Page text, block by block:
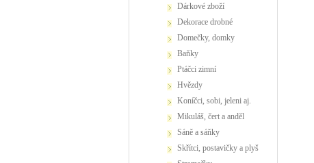
dárkové zboží
dekorace drobné
domečky, domky
baňky
ptáčci zimní
hvězdy
koníčci, sobi, jeleni aj.
Mikuláš, čert a anděl
sáně a sáňky
skřítci, postavičky a plyš